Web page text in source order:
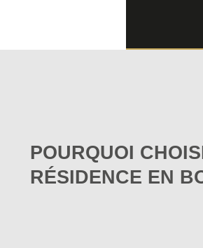
POURQUOI
RÉSIDENCE EN